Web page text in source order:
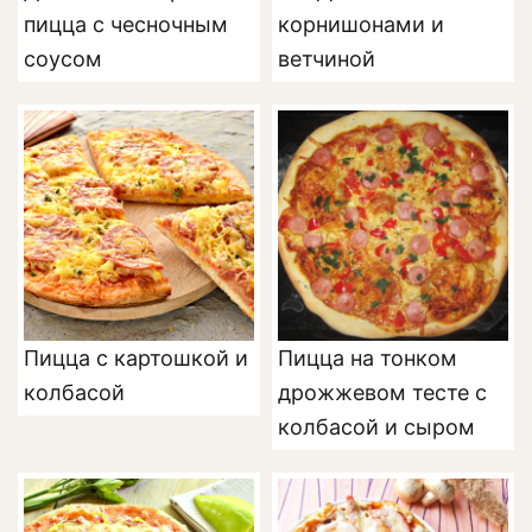
пицца с чесночным
соусом
корнишонами и
ветчиной
Пицца с картошкой и
колбасой
Пицца на тонком
дрожжевом тесте с
колбасой и сыром